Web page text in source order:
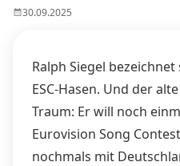
30.09.2025
Ralph Siegel
ESC-Hasen. Und der
Traum: Er will noch
Eurovision Song
nochmals mit